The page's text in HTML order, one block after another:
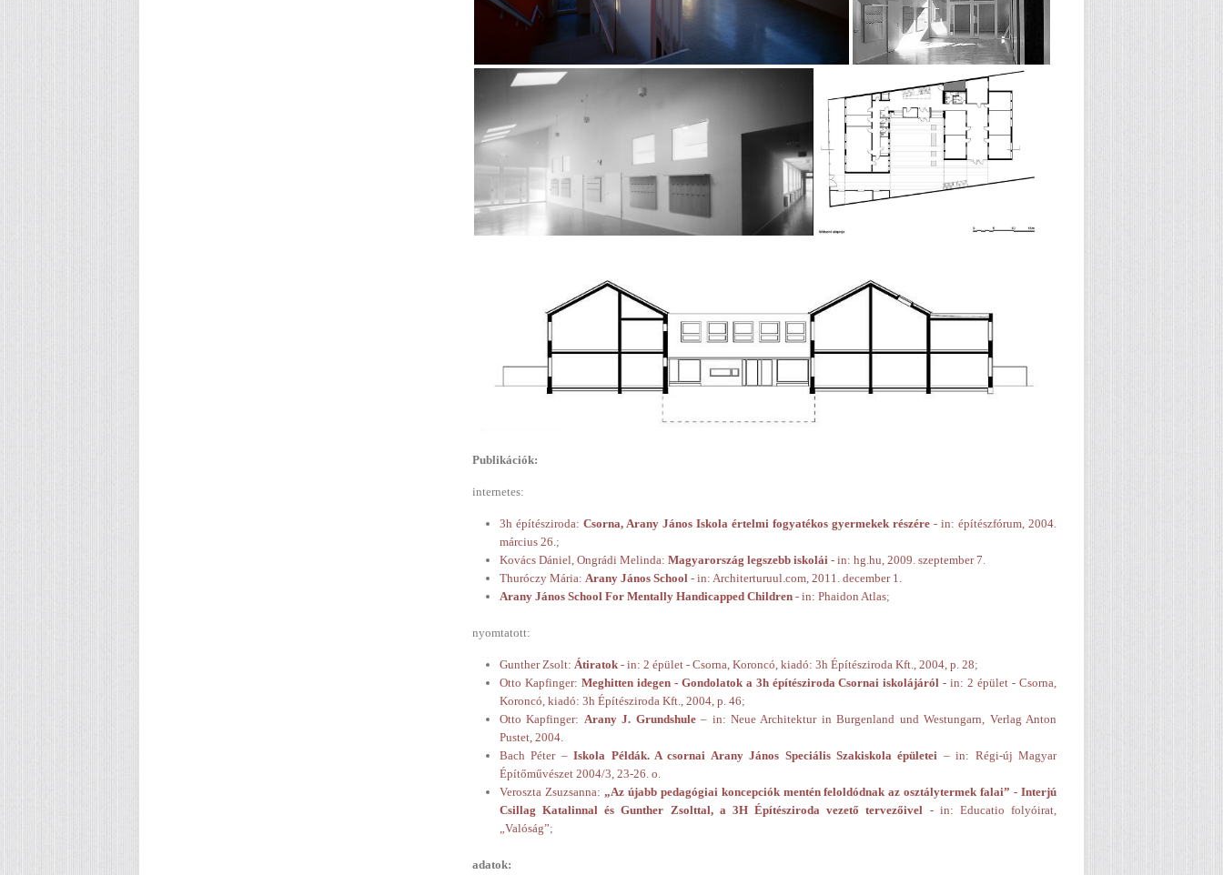
Publikációk:
internetes:
3h építésziroda:Csorna, Arany János Iskola értelmi fogyatékos gyermekek részére - in: építészfórum, 2004.
március 26. ;
Kovács Dániel, Ongrádi Melinda:Magyarország legszebb iskolái - in: hg.hu, 2009. szeptember 7
Thuróczy Mária: Arany János School - in: Architerturuul.com, 2011. december 1.
Arany János School For Mentally Handicapped Children - in: Phaidon Atlas;
nyomtatott:
Gunther Zsolt: Átiratok - in: 2 épület - Csorna, Koroncó, kiadó: 3h Építésziroda Kft., 2004, p. 28;
Otto Kapfinger: Meghitten idegen - Gondolatok a 3h építésziroda Csornai iskolájáról - in: 2 épület - Csorna,
Koroncó, kiadó: 3h Építésziroda Kft., 2004, p. 46;
Otto Kapfinger: Arany J. Grundshule– in: Neue Architektur in Burgenland und Westungarn, Verlag Anton
Pustet, 2004.
Bach Péter –Iskola Példák. A csornai Arany János Speciális Szakiskola épületei – in: Régi-új Magyar
Építőművészet 2004/3, 23-26. o.
Veroszta Zsuzsanna: „Az újabb pedagógiai koncepciók mentén feloldódnak az osztálytermek falai” - Interjú
Csillag Katalinnal és Gunther Zsolttal, a 3H Építésziroda vezető tervezőivel - in: Educatio folyóirat,
„Valóság”;
adatok: